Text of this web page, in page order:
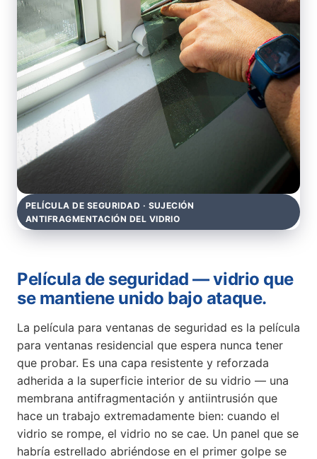
PELÍCULA DE SEGURIDAD · SUJECIÓN
ANTIFRAGMENTACIÓN DEL VIDRIO
Película de seguridad — vidrio que
se mantiene unido bajo ataque.
La película para ventanas de seguridad es la película
para ventanas residencial que espera nunca tener
que probar. Es una capa resistente y reforzada
adherida a la superficie interior de su vidrio — una
membrana antifragmentación y antiintrusión que
hace un trabajo extremadamente bien: cuando el
vidrio se rompe, el vidrio no se cae. Un panel que se
habría estrellado abriéndose en el primer golpe se